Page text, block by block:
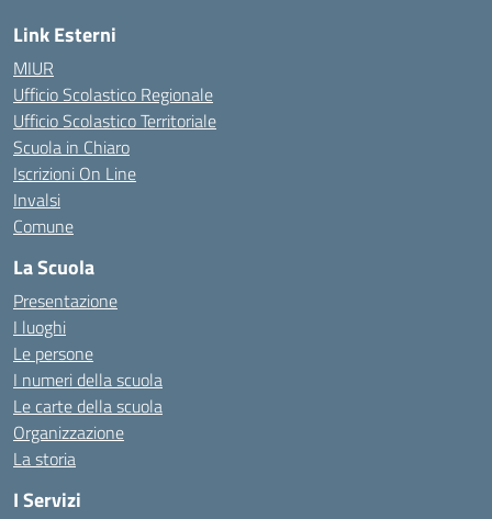
Link Esterni
MIUR
Ufficio Scolastico Regionale
Ufficio Scolastico Territoriale
Scuola in Chiaro
Iscrizioni On Line
Invalsi
Comune
La Scuola
Presentazione
I luoghi
Le persone
I numeri della scuola
Le carte della scuola
Organizzazione
La storia
I Servizi